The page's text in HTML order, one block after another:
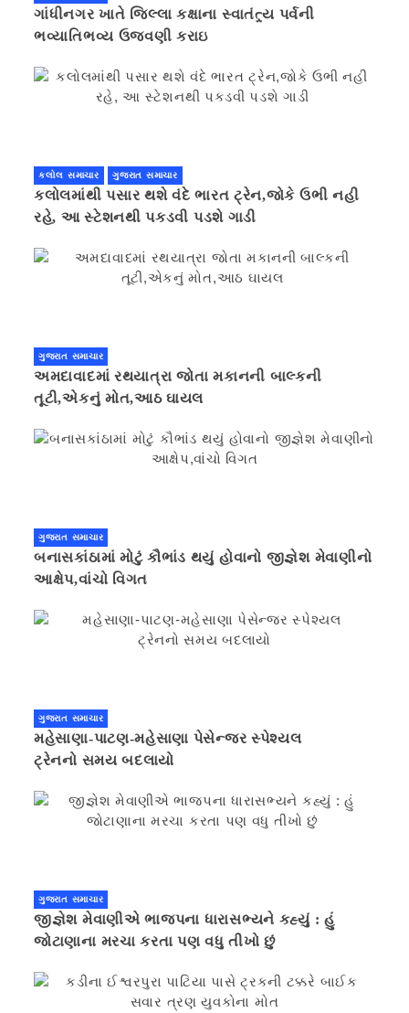
ગાંધીનગર ખાતે જિલ્લા કક્ષાના સ્વાતંત્ર્ય પર્વની
ભવ્યાતિભવ્ય ઉજવણી કરાઇ
કલોલ સમાચાર ગુજરાત સમાચાર
કલોલમાંથી પસાર થશે વંદે ભારત ટ્રેન,જોકે ઉભી નહી
રહે, આ સ્ટેશનથી પકડવી પડશે ગાડી
ગુજરાત સમાચાર
અમદાવાદમાં રથયાત્રા જોતા મકાનની બાલ્કની
તૂટી,એકનું મોત,આઠ ઘાયલ
ગુજરાત સમાચાર
બનાસકાંઠામાં મોટું કૌભાંડ થયું હોવાનો જીજ્ઞેશ મેવાણીનો
આક્ષેપ,વાંચો વિગત
ગુજરાત સમાચાર
મહેસાણા-પાટણ-મહેસાણા પેસેન્જર સ્પેશ્યલ
ટ્રેનનો સમય બદલાયો
ગુજરાત સમાચાર
જીજ્ઞેશ મેવાણીએ ભાજપના ધારાસભ્યને કહ્યું : હું
જોટાણાના મરચા કરતા પણ વધુ તીખો છું